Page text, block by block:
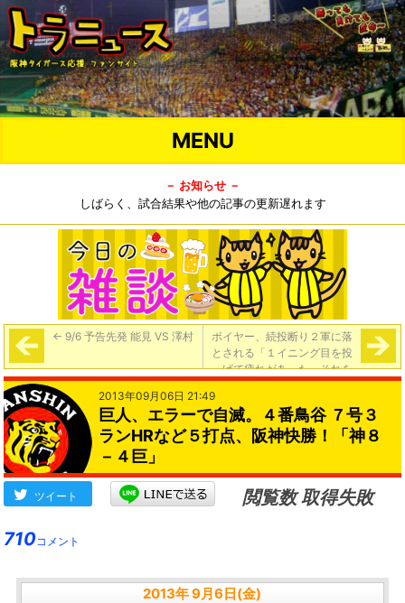
MENU
－ お知らせ －
しばらく、試合結果や他の記事の更新遅れます
← 9/6 予告先発 能見 VS 澤村
ボイヤー、続投断り２軍に落
とされる「１イニング目を投
げて疲れがあった。それを
（首脳陣に）言ったら、２軍
へ行けと。大けがをする不安
もあった。」 →
2013年09月06日 21:49
巨人、エラーで自滅。４番鳥谷 ７号３
ランHRなど５打点、阪神快勝！「神８
－４巨」
ツイート
閲覧数 取得失敗
710コメント
2013年 9月6日(金)